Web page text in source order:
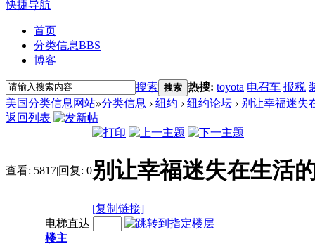
快捷导航
首页
分类信息BBS
博客
搜索 搜索 热搜: toyota 电召车 报税
美国分类信息网站»分类信息 › 纽约 › 纽约论坛 › 别让幸福迷失
返回列表
查看: 5817|回复: 0别让幸福迷失在生活
[复制链接]
电梯直达
楼主